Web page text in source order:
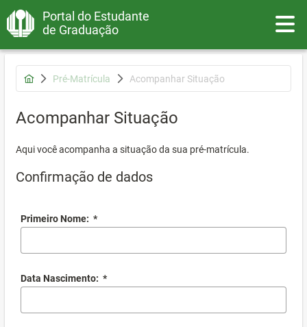
Portal do Estudante
de Graduação
Pré-Matrícula Acompanhar Situação
Acompanhar Situação
Aqui você acompanha a situação da sua pré-matrícula.
Confirmação de dados
Primeiro Nome: *
Data Nascimento: *